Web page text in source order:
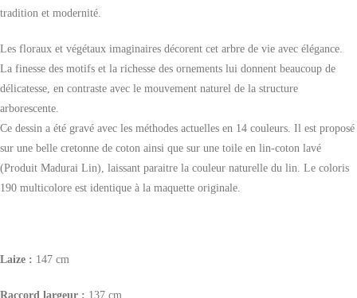
tradition et modernité.
Les floraux et végétaux imaginaires décorent cet arbre de vie avec élégance.
La finesse des motifs et la richesse des ornements lui donnent beaucoup de
délicatesse, en contraste avec le mouvement naturel de la structure
arborescente.
Ce dessin a été gravé avec les méthodes actuelles en 14 couleurs. Il est proposé
sur une belle cretonne de coton ainsi que sur une toile en lin-coton lavé
(Produit Madurai Lin), laissant paraitre la couleur naturelle du lin. Le coloris
190 multicolore est identique à la maquette originale.
Laize : 147 cm
Raccord largeur : 137 cm